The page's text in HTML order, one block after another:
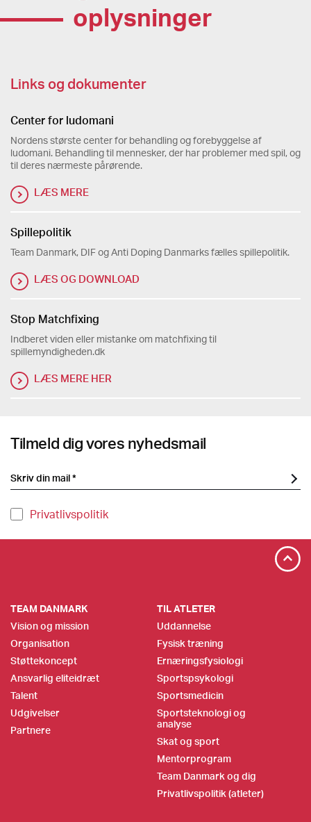
oplysninger
Links og dokumenter
Center for ludomani
Nordens største center for behandling og forebyggelse af
ludomani. Behandling til mennesker, der har problemer med spil, og
til deres nærmeste pårørende.
LÆS MERE
Spillepolitik
Team Danmark, DIF og Anti Doping Danmarks fælles spillepolitik.
LÆS OG DOWNLOAD
Stop Matchfixing
Indberet viden eller mistanke om matchfixing til
spillemyndigheden.dk
LÆS MERE HER
Tilmeld dig vores nyhedsmail
Privatlivspolitik
TEAM DANMARK
Vision og mission
Organisation
Støttekoncept
Ansvarlig eliteidræt
Talent
Udgivelser
Partnere
TIL ATLETER
Uddannelse
Fysisk træning
Ernæringsfysiologi
Sportspsykologi
Sportsmedicin
Sportsteknologi og
analyse
Skat og sport
Mentorprogram
Team Danmark og dig
Privatlivspolitik (atleter)